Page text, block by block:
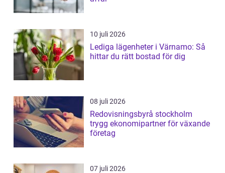
10 juli 2026
Lediga lägenheter i Värnamo: Så
hittar du rätt bostad för dig
08 juli 2026
Redovisningsbyrå stockholm
trygg ekonomipartner för växande
företag
07 juli 2026